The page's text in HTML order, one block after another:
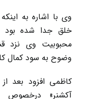
وی با اشاره به
خلق جدا شده بود
محبوبیت وی نزد
وضوح به سود کمال
کاظمی افزود بعد
آکشنر» درخصوص